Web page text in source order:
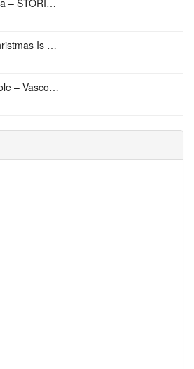
Tananai, Annalisa – STORIE BREVI
All I Want For Christmas Is You – Mariah Carey
Come Nelle Favole – Vasco Rossi